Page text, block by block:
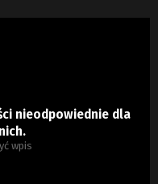
nieodpowiednie dla
wpis